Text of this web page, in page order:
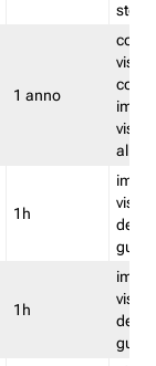
1 anno
1h
della
1h
della